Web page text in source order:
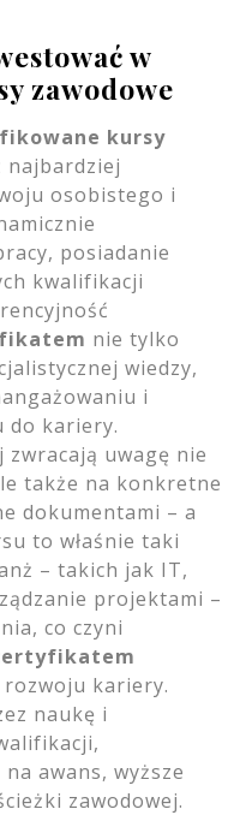
w
zawodowe
kursy
najbardziej
osobistego i
posiadanie
kwalifikacji
nie tylko
wiedzy,
i
do kariery.
zwracają uwagę nie
także na konkretne
dokumentami – a
to właśnie taki
– takich jak IT,
projektami –
co czyni
kariery.
naukę i
awans, wyższe
zawodowej.